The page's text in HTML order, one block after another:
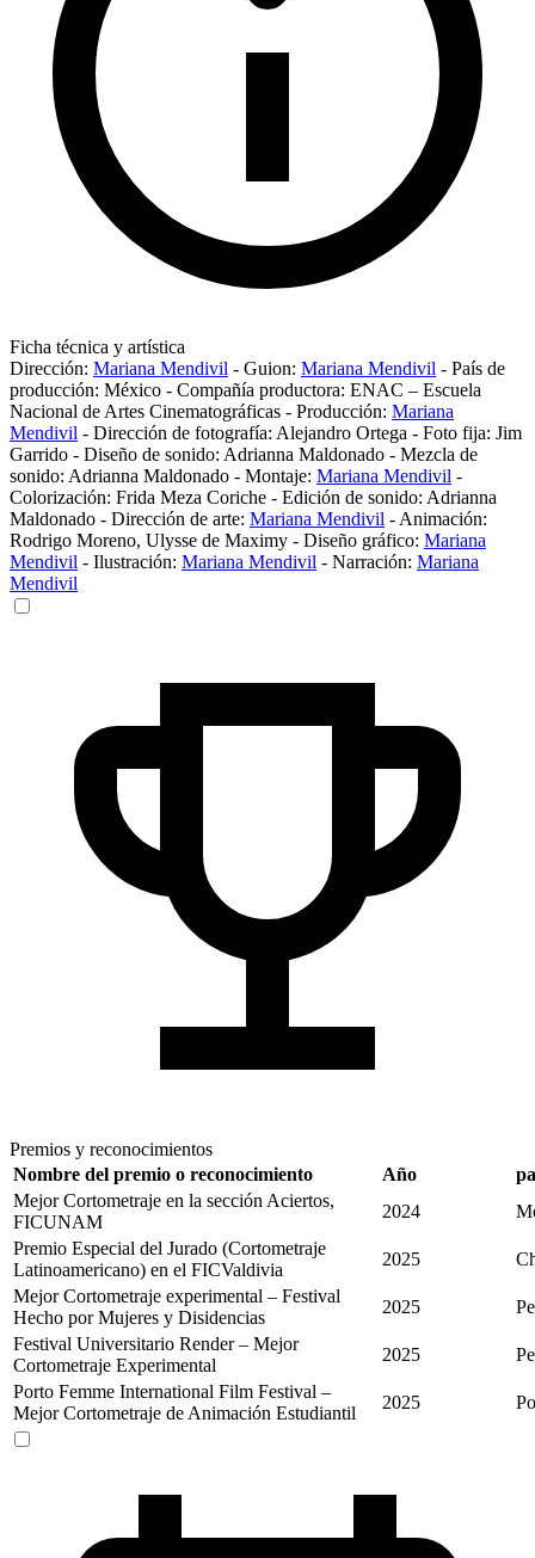
Ficha técnica y artística
Dirección: Mariana Mendivil - Guion: Mariana Mendivil - País de
producción: México - Compañía productora: ENAC – Escuela
Nacional de Artes Cinematográficas - Producción: Mariana
Mendivil - Dirección de fotografía: Alejandro Ortega - Foto fija: Jim
Garrido - Diseño de sonido: Adrianna Maldonado - Mezcla de
sonido: Adrianna Maldonado - Montaje: Mariana Mendivil -
Colorización: Frida Meza Coriche - Edición de sonido: Adrianna
Maldonado - Dirección de arte: Mariana Mendivil - Animación:
Rodrigo Moreno, Ulysse de Maximy - Diseño gráfico: Mariana
Mendivil - Ilustración: Mariana Mendivil - Narración: Mariana
Mendivil
Premios y reconocimientos
Nombre del premio o reconocimiento
Año
Mejor Cortometraje en la sección Aciertos,
FICUNAM
2024
Premio Especial del Jurado (Cortometraje
Latinoamericano) en el FICValdivia
2025
Mejor Cortometraje experimental – Festival
Hecho por Mujeres y Disidencias
2025
Festival Universitario Render – Mejor
Cortometraje Experimental
2025
Porto Femme International Film Festival –
Mejor Cortometraje de Animación Estudiantil
2025